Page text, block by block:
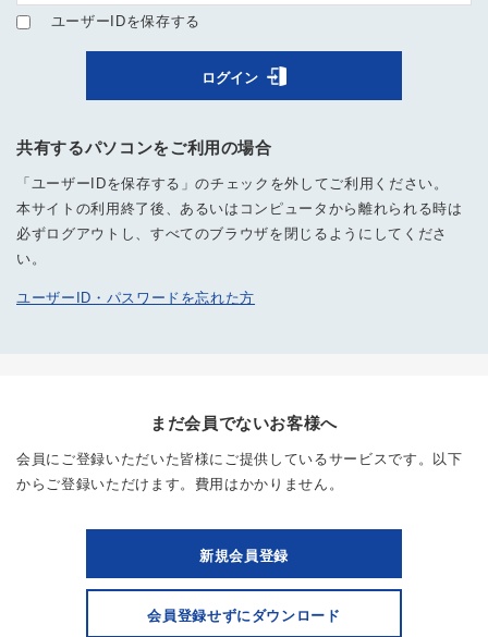
ユーザーIDを保存する
ログイン
共有するパソコンをご利用の場合
「ユーザーIDを保存する」のチェックを外してご利用ください。
本サイトの利用終了後、あるいはコンピュータから離れられる時は
必ずログアウトし、すべてのブラウザを閉じるようにしてくださ
い。
ユーザーID・パスワードを忘れた方
まだ会員でないお客様へ
会員にご登録いただいた皆様にご提供しているサービスです。以下
からご登録いただけます。費用はかかりません。
新規会員登録
会員登録せずにダウンロード